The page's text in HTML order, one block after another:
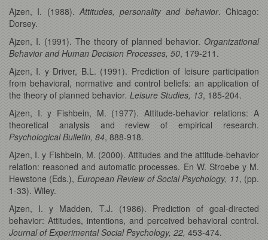
Ajzen, I. (1988). Attitudes, personality and behavior. Chicago:
Dorsey.
Ajzen, I. (1991). The theory of planned behavior. Organizational
Behavior and Human Decision Processes, 50, 179-211.
Ajzen, I. y Driver, B.L. (1991). Prediction of leisure participation
from behavioral, normative and control beliefs: an application of
the theory of planned behavior. Leisure Studies, 13, 185-204.
Ajzen, I. y Fishbein, M. (1977). Attitude-behavior relations: A
theoretical analysis and review of empirical research.
Psychological Bulletin, 84, 888-918.
Ajzen, I. y Fishbein, M. (2000). Attitudes and the attitude-behavior
relation: reasoned and automatic processes. En W. Stroebe y M.
Hewstone (Eds.), European Review of Social Psychology, 11, (pp.
1-33). Wiley.
Ajzen, I. y Madden, T.J. (1986). Prediction of goal-directed
behavior: Attitudes, intentions, and perceived behavioral control.
Journal of Experimental Social Psychology, 22, 453-474.